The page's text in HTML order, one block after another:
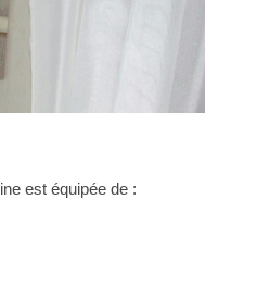
est équipée de :